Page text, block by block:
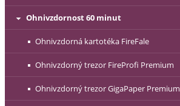
Ohnivzdornost 60 minut
Ohnivzdorná kartotéka FireFale
Ohnivzdorný trezor FireProfi Premium
Ohnivzdorný trezor GigaPaper Premium